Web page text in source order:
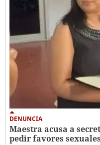
DENUNCIA
Maestra acusa a
pedir favores